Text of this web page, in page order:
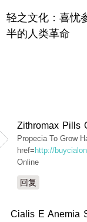
轻之文化：喜忧
半的人类革命
Zithromax Pills
Propecia To Grow
href= http://
Online
回复
Cialis E Anemia